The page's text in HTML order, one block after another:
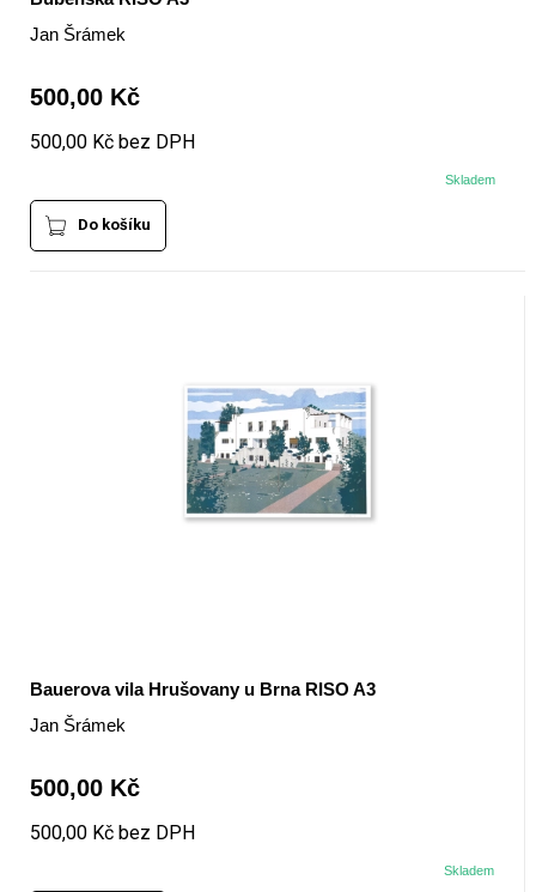
Jan Šrámek
500,00 Kč
500,00 Kč bez DPH
Skladem
Do košíku
Bauerova vila Hrušovany u Brna RISO A3
Jan Šrámek
500,00 Kč
500,00 Kč bez DPH
Skladem